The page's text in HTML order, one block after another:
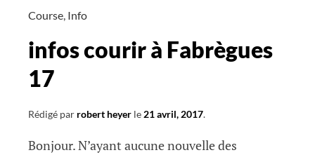
Course, Info
infos courir à Fabrègues
17
Rédigé par robert heyer le 21 avril, 2017.
Bonjour. N’ayant aucune nouvelle des